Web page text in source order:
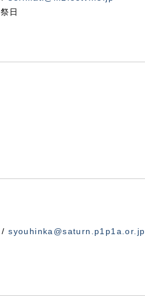
日
/syouhinka@saturn.p1p1a.or.jp